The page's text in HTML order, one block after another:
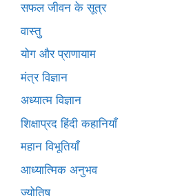
सफल जीवन के सूत्र
वास्तु
योग और प्राणायाम
मंत्र विज्ञान
अध्यात्म विज्ञान
शिक्षाप्रद हिंदी कहानियाँ
महान विभूतियाँ
आध्यात्मिक अनुभव
ज्योतिष